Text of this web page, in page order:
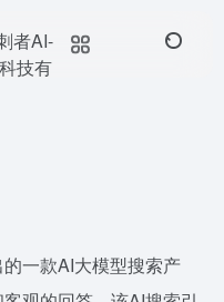
一款AI大模型搜索产